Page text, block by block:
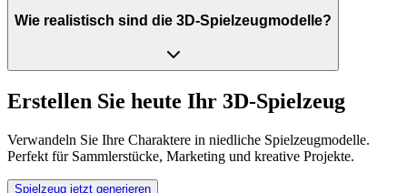
Wie realistisch sind die 3D-Spielzeugmodelle?
Erstellen Sie heute Ihr 3D-Spielzeug
Verwandeln Sie Ihre Charaktere in niedliche Spielzeugmodelle.
Perfekt für Sammlerstücke, Marketing und kreative Projekte.
Spielzeug jetzt generieren